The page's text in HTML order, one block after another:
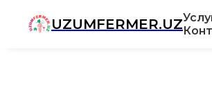
UZUMFERMER.UZ